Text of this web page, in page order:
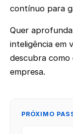
contínuo para
Quer
inteligência em
descubra como
empresa.
PRÓXIMO